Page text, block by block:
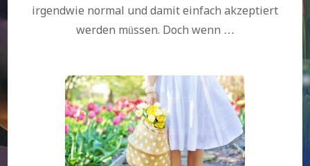
irgendwie normal und damit einfach akzeptiert
werden müssen. Doch wenn …